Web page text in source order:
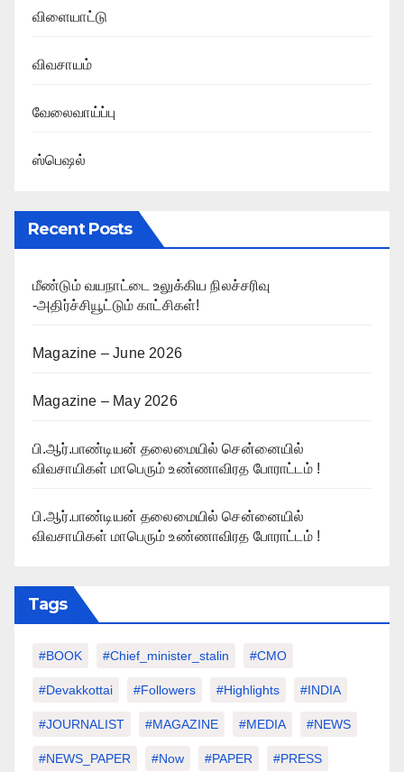
விளையாட்டு
விவசாயம்
வேலைவாய்ப்பு
ஸ்பெஷல்
Recent Posts
மீண்டும் வயநாட்டை உலுக்கிய நிலச்சரிவு
-அதிர்ச்சியூட்டும் காட்சிகள்!
Magazine – June 2026
Magazine – May 2026
பி.ஆர்.பாண்டியன் தலைமையில் சென்னையில்
விவசாயிகள் மாபெரும் உண்ணாவிரத போராட்டம் !
பி.ஆர்.பாண்டியன் தலைமையில் சென்னையில்
விவசாயிகள் மாபெரும் உண்ணாவிரத போராட்டம் !
Tags
#BOOK #chief_minister_stalin #CMO
#devakkottai #followers #highlights #INDIA
#JOURNALIST #MAGAZINE #MEDIA #NEWS
#NEWS_PAPER #Now #PAPER #PRESS